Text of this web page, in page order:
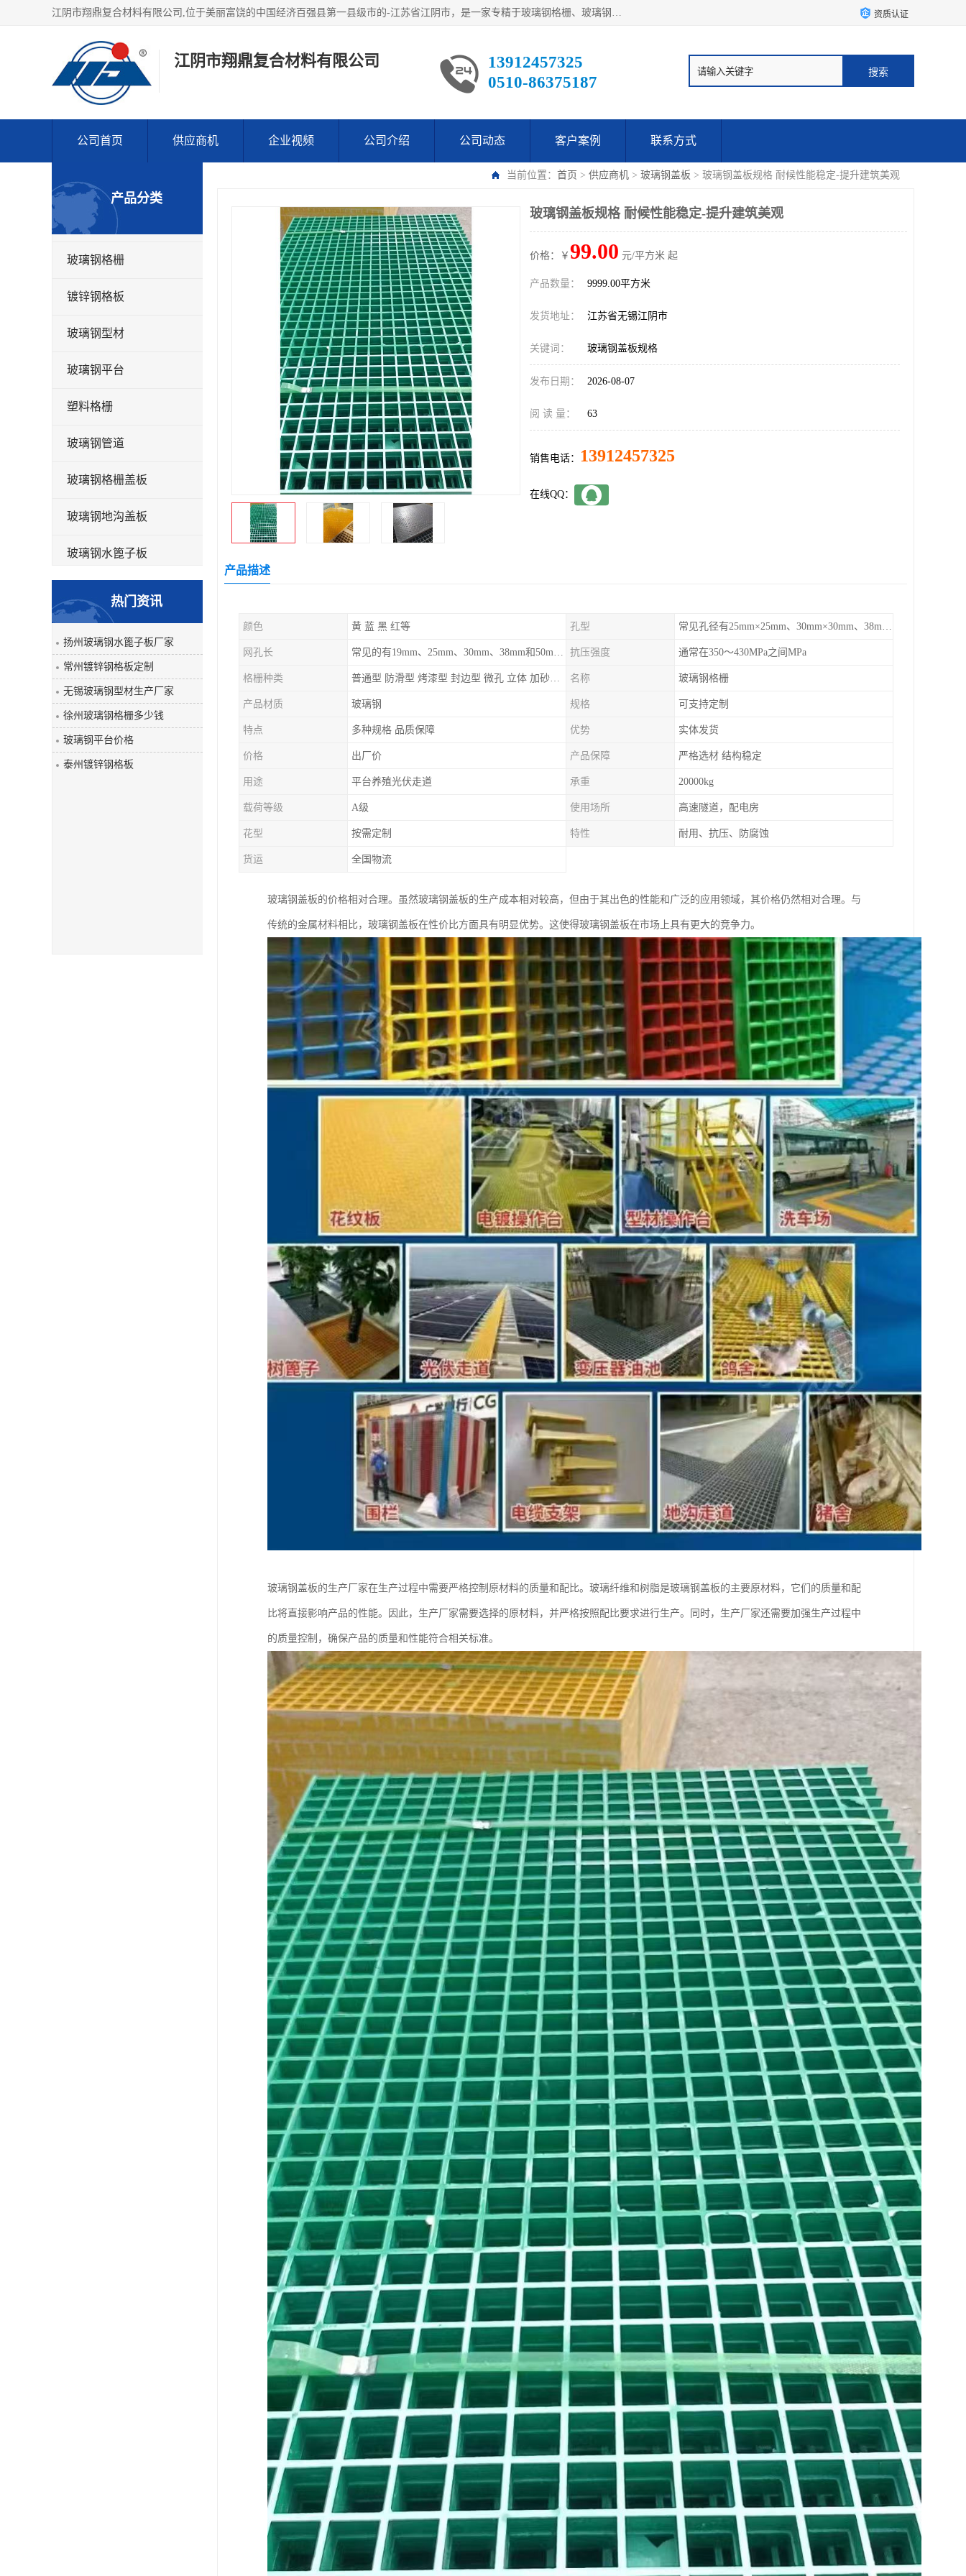
江阴市翔鼎复合材料有限公司,位于美丽富饶的中国经济百强县第一县级市的-江苏省江阴市，是一家专精于玻璃钢格栅、玻璃钢新材料,镀锌钢格板，机械设备生产制造及研发的科技型企业；公司产品已销往了世界多个国家和地区，公司人决心加倍努力愿与广大社会同仁精诚合作共创辉煌！ 资质认证
江阴市翔鼎复合材料有限公司
13912457325
0510-86375187
公司首页 供应商机 企业视频 公司介绍 公司动态 客户案例 联系方式
当前位置： 首页 > 供应商机 > 玻璃钢盖板 > 玻璃钢盖板规格 耐候性能稳定-提升建筑美观
产品分类
玻璃钢格栅
镀锌钢格板
玻璃钢型材
玻璃钢平台
塑料格栅
玻璃钢管道
玻璃钢格栅盖板
玻璃钢地沟盖板
玻璃钢水篦子板
玻璃钢平板
玻璃钢盖板
热门资讯
扬州玻璃钢水篦子板厂家
常州镀锌钢格板定制
无锡玻璃钢型材生产厂家
徐州玻璃钢格栅多少钱
玻璃钢平台价格
泰州镀锌钢格板
玻璃钢盖板规格 耐候性能稳定-提升建筑美观
价格：￥ 99.00 元/平方米 起
产品数量： 9999.00平方米
发货地址： 江苏省无锡江阴市
关键词： 玻璃钢盖板规格
发布日期： 2026-08-07
阅 读 量： 63
销售电话： 13912457325
在线QQ：
产品描述
颜色 黄 蓝 黑 红等 孔型 常见孔径有25mm×25mm、30mm×30mm、38mm×38mm等,
网孔长 常见的有19mm、25mm、30mm、38mm和50mm等 抗压强度 通常在350～430MPa之间MPa
格栅种类 普通型 防滑型 ‌烤漆型 封边型 ‌微孔 立体 加砂覆面型 平面型 名称 玻璃钢格栅
产品材质 玻璃钢 规格 可支持定制
特点 多种规格 品质保障 优势 实体发货
价格 出厂价 产品保障 严格选材 结构稳定
用途 平台养殖光伏走道 承重 20000kg
载荷等级 A级 使用场所 高速隧道，配电房
花型 按需定制 特性 耐用、抗压、防腐蚀
货运 全国物流
玻璃钢盖板的价格相对合理。虽然玻璃钢盖板的生产成本相对较高，但由于其出色的性能和广泛的应用领域，其价格仍然相对合理。与
传统的金属材料相比，玻璃钢盖板在性价比方面具有明显优势。这使得玻璃钢盖板在市场上具有更大的竞争力。
玻璃钢盖板的生产厂家在生产过程中需要严格控制原材料的质量和配比。玻璃纤维和树脂是玻璃钢盖板的主要原材料，它们的质量和配
比将直接影响产品的性能。因此，生产厂家需要选择的原材料，并严格按照配比要求进行生产。同时，生产厂家还需要加强生产过程中
的质量控制，确保产品的质量和性能符合相关标准。